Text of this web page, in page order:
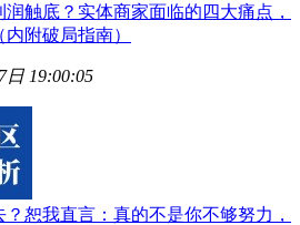
触底？实体商家面临的四大痛点，
附破局指南）
日 19:00:05
恕我直言：真的不是你不够努力，